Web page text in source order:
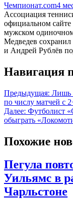
Чемпионат.com4
Ассоциация
официальном
мужском
Медведев сохранил
и Андрей Рублёв
Навигация
Предыдущая: Лишь
по числу матчей с
Далее: Футболист
обыграть
Похожие
Пегула
Уильямс в
Чарльстоне